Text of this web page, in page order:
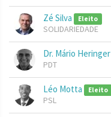
Zé Silva Eleito
SOLIDARIEDADE
Dr. Mário Heringer
PDT
Léo Motta Eleito
PSL